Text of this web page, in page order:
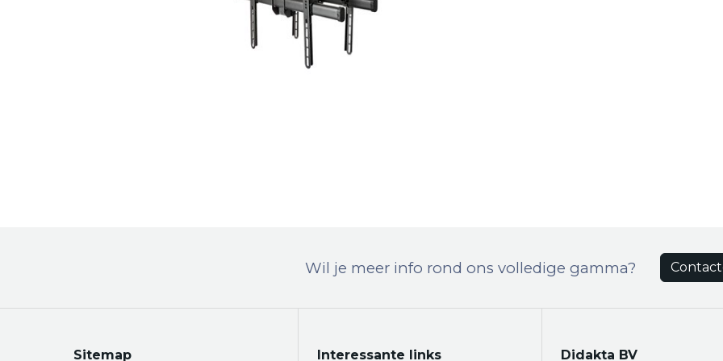
Wil je meer info rond ons volledige gamma?
Sitemap Interessante links Didakta BV